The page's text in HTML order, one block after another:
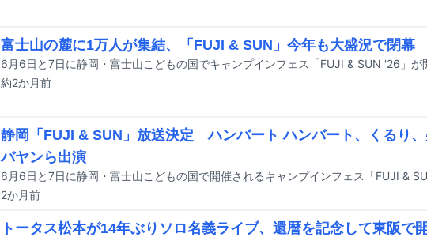
富士山の麓に1万人が集結、「FUJI & SUN」今年も大盛況で閉幕
6月6日と7日に静岡・富士山こどもの国でキャンプインフェス「FUJI & SUN '26」が
約2か月前
静岡「FUJI & SUN」放送決定 ハンバート ハンバート、くるり
バヤンら出演
2か月前
トータス松本が14年ぶりソロ名義ライブ、還暦を記念して東阪で